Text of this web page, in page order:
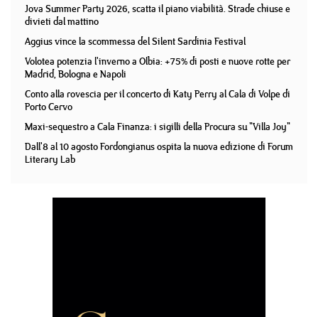
Jova Summer Party 2026, scatta il piano viabilità. Strade chiuse e
divieti dal mattino
Aggius vince la scommessa del Silent Sardinia Festival
Volotea potenzia l'inverno a Olbia: +75% di posti e nuove rotte per
Madrid, Bologna e Napoli
Conto alla rovescia per il concerto di Katy Perry al Cala di Volpe di
Porto Cervo
Maxi-sequestro a Cala Finanza: i sigilli della Procura su "Villa Joy"
Dall'8 al 10 agosto Fordongianus ospita la nuova edizione di Forum
Literary Lab